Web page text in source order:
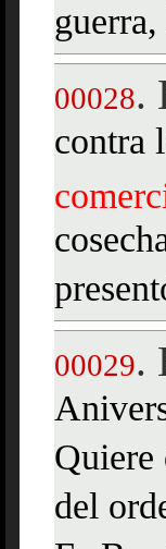
00028.
contra
00029.
Quiere
del